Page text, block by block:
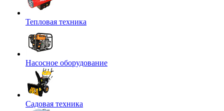
Тепловая техника
Насосное оборудование
Садовая техника